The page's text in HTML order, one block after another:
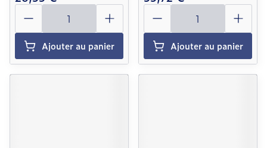
Quantité
Ajouter au panier
Quantité
Ajouter au panier